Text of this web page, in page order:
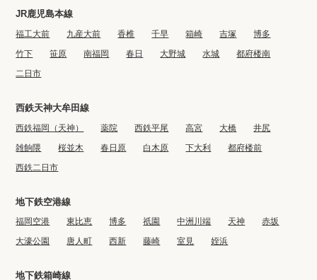
JR鹿児島本線
福工大前 九産大前 香椎 千早 箱崎 吉塚
博多
竹下
笹原 南福岡 春日 大野城 水城
都府楼南
二日市
西鉄天神大牟田線
西鉄福岡（天神） 薬院 西鉄平尾 高宮 大橋
井尻
雑餉隈
桜並木 春日原 白木原 下大利
都府楼前
西鉄二日市
地下鉄空港線
福岡空港 東比恵 博多 祇園 中洲川端 天神
赤坂
大濠公園
唐人町 西新 藤崎 室見 姪浜
地下鉄箱崎線